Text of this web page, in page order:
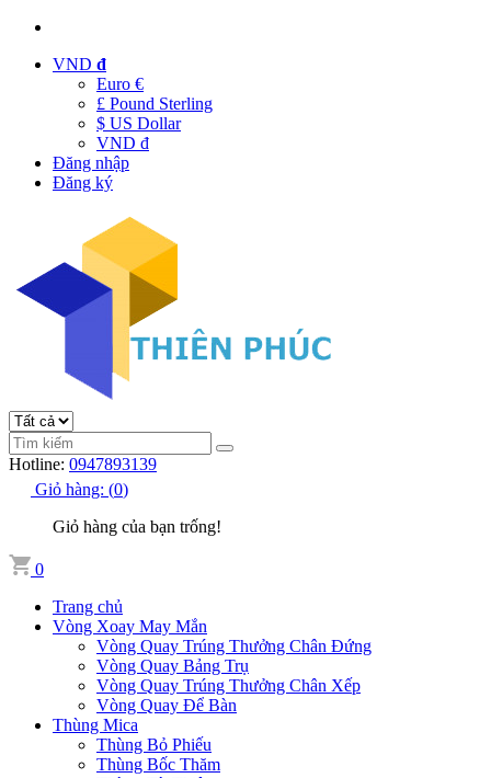
VND đ
Euro €
£ Pound Sterling
$ US Dollar
VND đ
Đăng nhập
Đăng ký
Hotline: 0947893139
Giỏ hàng: (0)
Giỏ hàng của bạn trống!
0
Trang chủ
Vòng Xoay May Mắn
Vòng Quay Trúng Thưởng Chân Đứng
Vòng Quay Bảng Trụ
Vòng Quay Trúng Thưởng Chân Xếp
Vòng Quay Để Bàn
Thùng Mica
Thùng Bỏ Phiếu
Thùng Bốc Thăm